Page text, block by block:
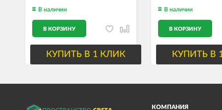
В наличии
В КОРЗИНУ
КУПИТЬ В 1 КЛИК
В наличии
В КОРЗИНУ
КУПИТЬ В
КОМПАНИЯ